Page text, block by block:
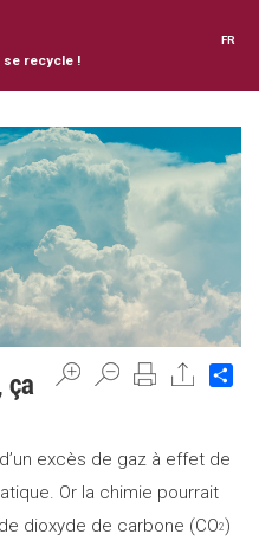
se recycle !
FR
ça
excès de gaz à effet de
Or la chimie pourrait
dioxyde de carbone (CO2)